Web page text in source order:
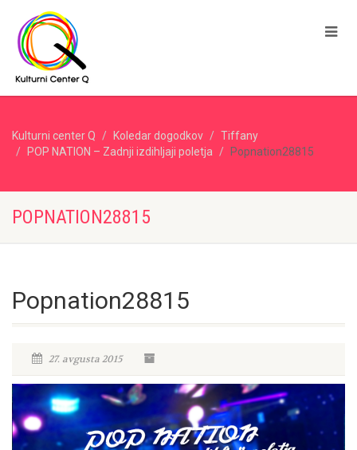
Kulturni center Q Koledar dogodkov
Tiffany
POP NATION – Zadnji izdihljaji poletja
Popnation28815
POPNATION28815
Popnation28815
27. avgusta 2015